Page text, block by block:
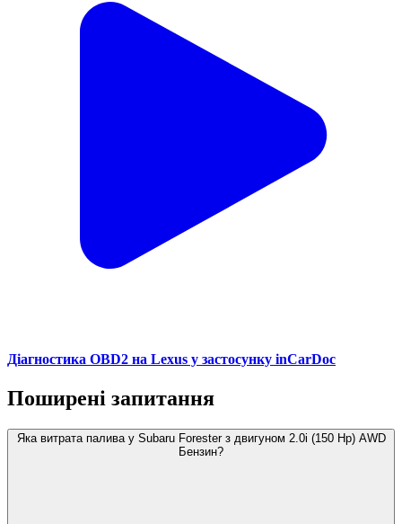
Діагностика OBD2 на Lexus у застосунку inCarDoc
Поширені запитання
Яка витрата палива у Subaru Forester з двигуном 2.0i (150 Hp) AWD
Бензин?